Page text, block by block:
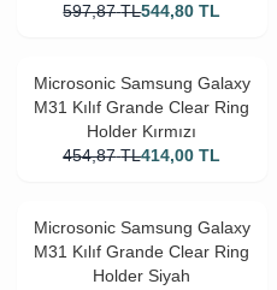
597,87 TL544,80 TL
Microsonic Samsung Galaxy
M31 Kılıf Grande Clear Ring
Holder Kırmızı
454,87 TL414,00 TL
Microsonic Samsung Galaxy
M31 Kılıf Grande Clear Ring
Holder Siyah